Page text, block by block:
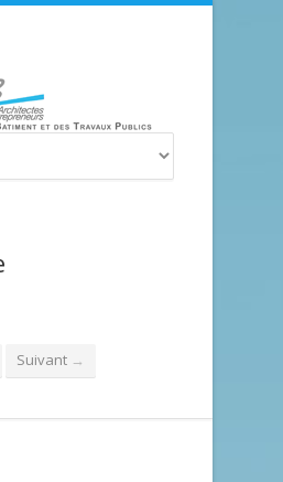
Suivant →